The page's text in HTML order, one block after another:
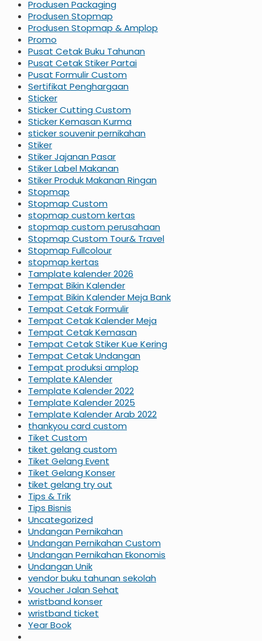
Produsen Packaging
Produsen Stopmap
Produsen Stopmap & Amplop
Promo
Pusat Cetak Buku Tahunan
Pusat Cetak Stiker Partai
Pusat Formulir Custom
Sertifikat Penghargaan
Sticker
Sticker Cutting Custom
Sticker Kemasan Kurma
sticker souvenir pernikahan
Stiker
Stiker Jajanan Pasar
Stiker Label Makanan
Stiker Produk Makanan Ringan
Stopmap
Stopmap Custom
stopmap custom kertas
stopmap custom perusahaan
Stopmap Custom Tour& Travel
Stopmap Fullcolour
stopmap kertas
Tamplate kalender 2026
Tempat Bikin Kalender
Tempat Bikin Kalender Meja Bank
Tempat Cetak Formulir
Tempat Cetak Kalender Meja
Tempat Cetak Kemasan
Tempat Cetak Stiker Kue Kering
Tempat Cetak Undangan
Tempat produksi amplop
Template KAlender
Template Kalender 2022
Template Kalender 2025
Template Kalender Arab 2022
thankyou card custom
Tiket Custom
tiket gelang custom
Tiket Gelang Event
Tiket Gelang Konser
tiket gelang try out
Tips & Trik
Tips Bisnis
Uncategorized
Undangan Pernikahan
Undangan Pernikahan Custom
Undangan Pernikahan Ekonomis
Undangan Unik
vendor buku tahunan sekolah
Voucher Jalan Sehat
wristband konser
wristband ticket
Year Book